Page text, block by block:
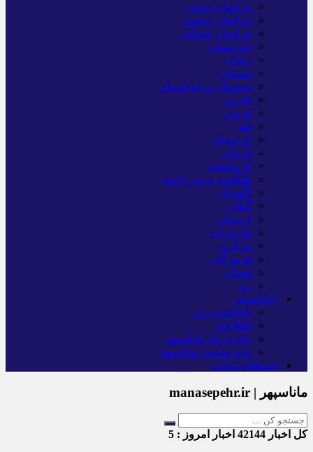
خراسان جنوبی
خراسان رضوی
خراسان شمالی
خوزستان
زنجان
سمنان
سیستان و بلوچستان
فارس
قزوین
قم
کردستان
کرمان
کرمانشاه
کهگلویه و بویر احمد
گلستان
گیلان
لرستان
مازندران
مرکزی
هرمزگان
همدان
یزد
*ماناسپهر
یادداشت روز
اطلاعیه
پیام تبریک ماناسپهر
پیام تسلیت ماناسپهر
پیوندهای سایت
ماناسپهر | manasepehr.ir
کل اخبار اخبار امروز : 5